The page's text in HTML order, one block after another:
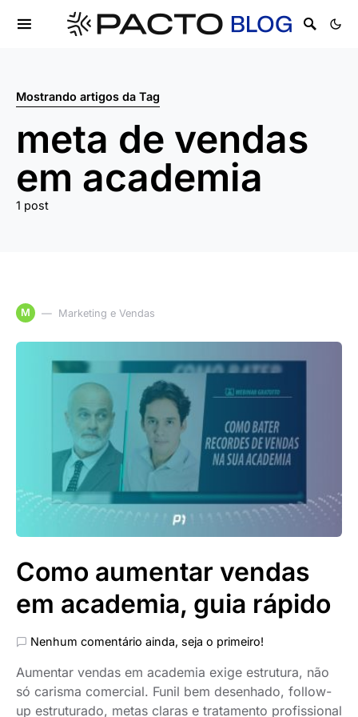
Mostrando artigos da Tag
meta de vendas
em academia
1 post
M Marketing e Vendas
Como aumentar vendas
em academia, guia rápido
Nenhum comentário ainda, seja o primeiro!
Aumentar vendas em academia exige estrutura, não
só carisma comercial. Funil bem desenhado, follow-
up estruturado, metas claras e tratamento profissional